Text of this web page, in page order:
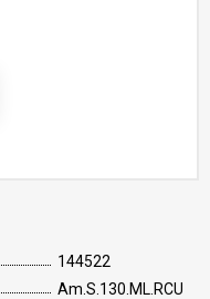
144522
Am.S.130.ML.RCU